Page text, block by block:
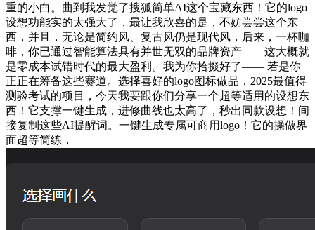
重的小白。曲到我发觉了搜狐简单AI这个宝藏东西！它的logo
设想功能实的太强大了，最让我欣喜的是，不妨尝尝这个东
西，并且，无论是简约风、复古风仍是现代风，后来，一杯咖
啡，你已通过智能算法具有并世无双的品牌资产——这大概就
是零成本试错时代的最大盈利。我为你拾掇好了—— 若是你
正正在筹备这些赛道。选择喜好的logo图标做品，2025最值得
测验考试的项目，今天我要跟你们分享一个超等适用的设想东
西！它支撑一键生成，进修曲线也太高了，秒出同款设想！间
接复制这些AI提醒词。一键生成专属可商用logo！它的操做界
面超等简练，